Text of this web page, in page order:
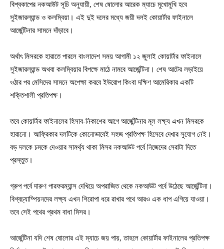
বিশ্বকাপের নকআউট সূচি অনুযায়ী, শেষ ষোলোর আরেক ম্যাচে মুখোমুখি হবে
সুইজারল্যান্ড ও কলম্বিয়া। এই দুই দলের মধ্যে জয়ী দলই কোয়ার্টার ফাইনালে
আর্জেন্টিনার সামনে দাঁড়াবে।
অর্থাৎ মিসরকে হারাতে পারলে বাংলাদেশ সময় আগামী ১২ জুলাই কোয়ার্টার ফাইনালে
সুইজারল্যান্ড অথবা কলম্বিয়ার বিপক্ষে মাঠে নামবে আর্জেন্টিনা। শেষ আটের লড়াইয়ে
ওঠার পর মেসিদের সামনে অপেক্ষা করবে ইউরোপ কিংবা দক্ষিণ আমেরিকার একটি
শক্তিশালী প্রতিপক্ষ।
তবে কোয়ার্টার ফাইনালের হিসাব-নিকাশের আগে আর্জেন্টিনার মূল লক্ষ্য এখন মিসরকে
হারানো। আফ্রিকার দলটিকে কোনোভাবেই সহজ প্রতিপক্ষ হিসেবে দেখার সুযোগ নেই।
বড় দলকে চমকে দেওয়ার সামর্থ্য থাকা মিসর নকআউট পর্বে নিজেদের সেরাটা দিতে
প্রস্তুত।
গ্রুপ পর্বে দারুণ পারফরম্যান্স দেখিয়ে অপরাজিত থেকে নকআউট পর্বে উঠেছে আর্জেন্টিনা।
বিশ্বচ্যাম্পিয়নদের লক্ষ্য এখন শিরোপা ধরে রাখার পথে আরও এক ধাপ এগিয়ে যাওয়া।
তবে সেই পথের প্রথম বাধা মিসর।
আর্জেন্টিনা যদি শেষ ষোলোর এই ম্যাচে জয় পায়, তাহলে কোয়ার্টার ফাইনালের প্রতিপক্ষ